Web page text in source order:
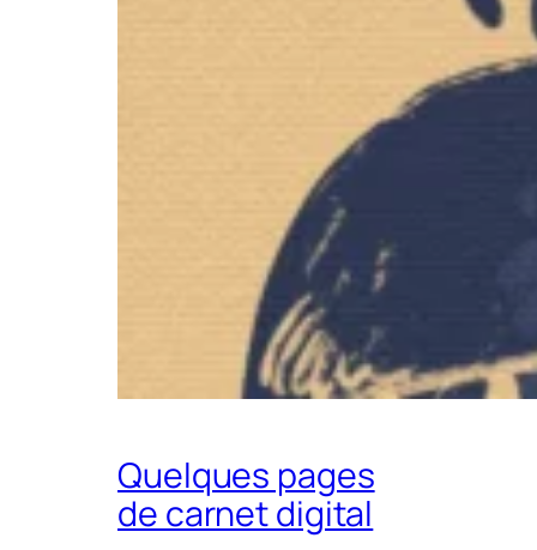
Quelques pages
de carnet digital